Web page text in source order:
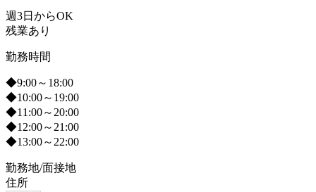
週3日からOK
残業あり
勤務時間
◆9:00～18:00
◆10:00～19:00
◆11:00～20:00
◆12:00～21:00
◆13:00～22:00
勤務地/面接地
住所